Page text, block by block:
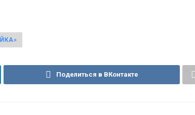
Поделиться в ВКонтакте